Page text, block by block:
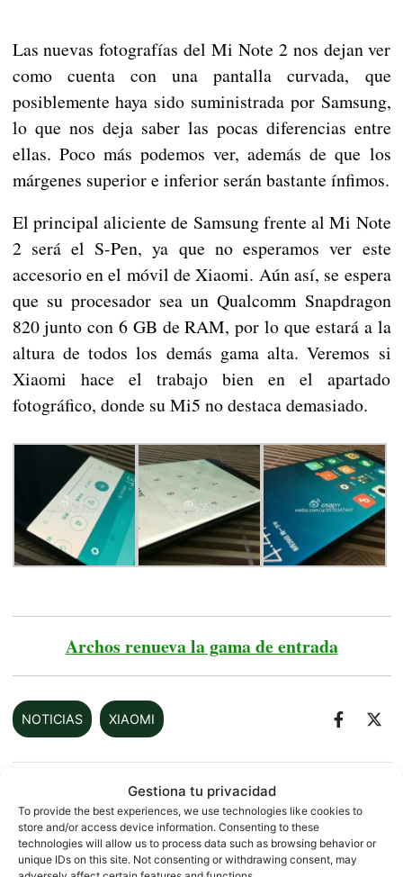
Gestiona tu privacidad
To provide the best experiences, we use technologies like cookies to
store and/or access device information. Consenting to these
technologies will allow us to process data such as browsing behavior or
unique IDs on this site. Not consenting or withdrawing consent, may
Las nuevas fotografías del Mi Note 2 nos dejan ver
como cuenta con una pantalla curvada, que
posiblemente haya sido suministrada por Samsung,
lo que nos deja saber las pocas diferencias entre
ellas. Poco más podemos ver, además de que los
márgenes superior e inferior serán bastante ínfimos.
El principal aliciente de Samsung frente al Mi Note
2 será el S-Pen, ya que no esperamos ver este
accesorio en el móvil de Xiaomi. Aún así, se espera
que su procesador sea un Qualcomm Snapdragon
820 junto con 6 GB de RAM, por lo que estará a la
altura de todos los demás gama alta. Veremos si
Xiaomi hace el trabajo bien en el apartado
fotográfico, donde su Mi5 no destaca demasiado.
Archos renueva la gama de entrada
NOTICIAS XIAOMI
Sobre este autor